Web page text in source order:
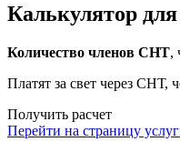
Калькулятор
Количество членов СНТ,
Платят за свет через СНТ,
Получить расчет
Перейти на страницу